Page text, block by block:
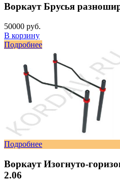
Воркаут Брусья
50000 руб.
В корзину
Подробнее
Подробнее
Воркаут Изогнуто-
2.06